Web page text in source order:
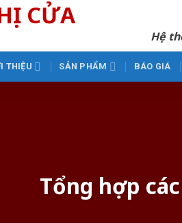
Hệ
THIỆU SẢN PHẨM BÁO GIÁ
Tổng hợp các